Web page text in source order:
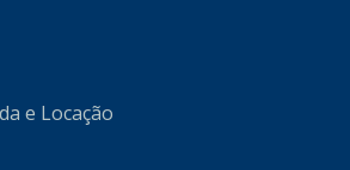
e Locação